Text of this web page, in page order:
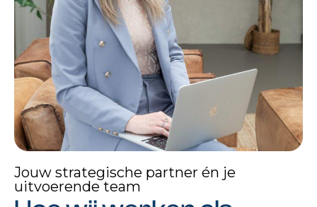
Jouw strategische partner én je
uitvoerende team